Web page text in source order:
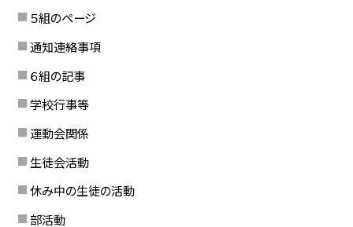
５組のページ
通知連絡事項
６組の記事
学校行事等
運動会関係
生徒会活動
休み中の生徒の活動
部活動